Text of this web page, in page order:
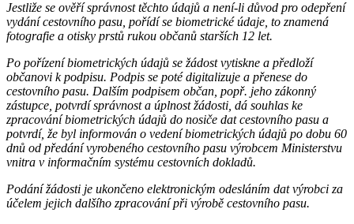
Jestliže se ověří správnost těchto údajů a není-li důvod pro odepření
vydání cestovního pasu, pořídí se biometrické údaje, to znamená
fotografie a otisky prstů rukou občanů starších 12 let.
Po pořízení biometrických údajů se žádost vytiskne a předloží
občanovi k podpisu. Podpis se poté digitalizuje a přenese do
cestovního pasu. Dalším podpisem občan, popř. jeho zákonný
zástupce, potvrdí správnost a úplnost žádosti, dá souhlas ke
zpracování biometrických údajů do nosiče dat cestovního pasu a
potvrdí, že byl informován o vedení biometrických údajů po dobu 60
dnů od předání vyrobeného cestovního pasu výrobcem Ministerstvu
vnitra v informačním systému cestovních dokladů.
Podání žádosti je ukončeno elektronickým odesláním dat výrobci za
účelem jejich dalšího zpracování při výrobě cestovního pasu.